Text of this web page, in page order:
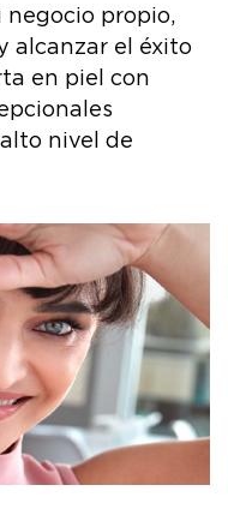
propio,
alcanzar el éxito
en piel con
nivel de